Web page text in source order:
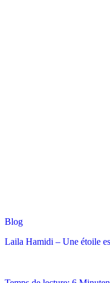
Blog
Laila Hamidi – Une étoile